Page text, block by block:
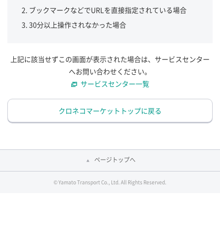
ブックマークなどでURLを直接指定されている場合
30分以上操作されなかった場合
上記に該当せずこの画面が表示された場合は、サービスセンター
へお問い合わせください。
サービスセンター一覧
クロネコマーケットトップに戻る
ページトップへ
© Yamato Transport Co., Ltd. All Rights Reserved.